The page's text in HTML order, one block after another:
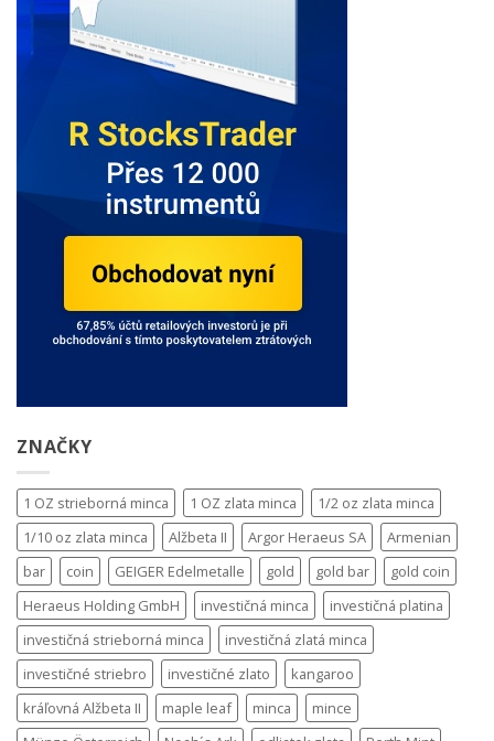
ZNAČKY
1 OZ strieborná minca 1 OZ zlata minca
1/2 oz zlata minca
1/10 oz zlata minca
Alžbeta II Argor Heraeus SA
Armenian
bar
coin GEIGER Edelmetalle gold gold bar
gold coin
Heraeus Holding GmbH
investičná minca
investičná platina
investičná strieborná minca
investičná zlatá minca
investičné striebro
investičné zlato
kangaroo
kráľovná Alžbeta II
maple leaf minca
mince